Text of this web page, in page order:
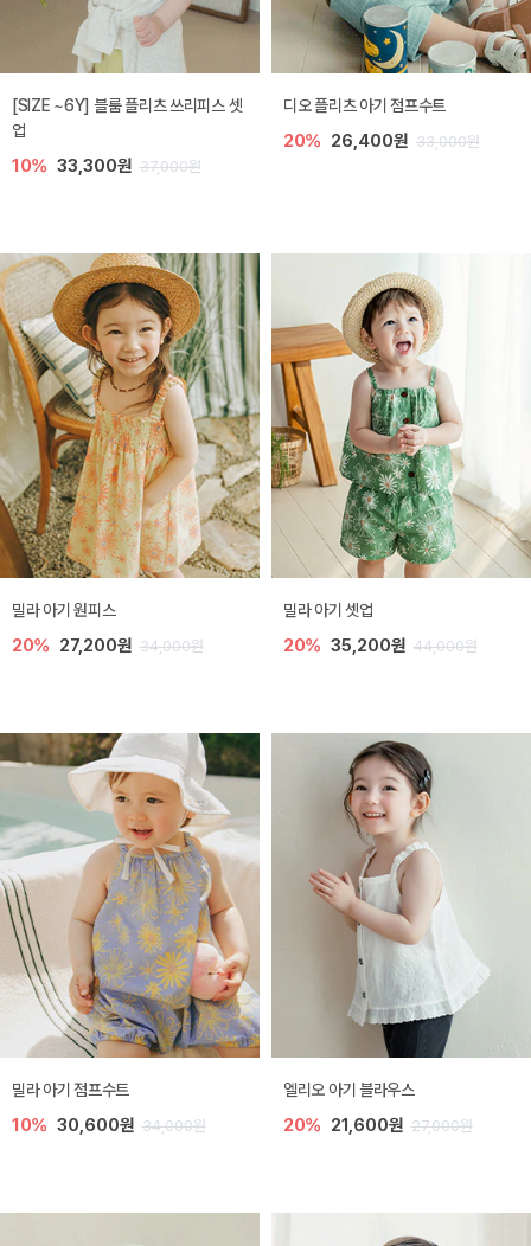
[SIZE ~6Y] 블룸 플리츠 쓰리피스 셋
업
10% 33,300원 37,000원
디오 플리츠 아기 점프수트
20% 26,400원 33,000원
밀라 아기 원피스
20% 27,200원 34,000원
밀라 아기 셋업
20% 35,200원 44,000원
밀라 아기 점프수트
10% 30,600원 34,000원
엘리오 아기 블라우스
20% 21,600원 27,000원